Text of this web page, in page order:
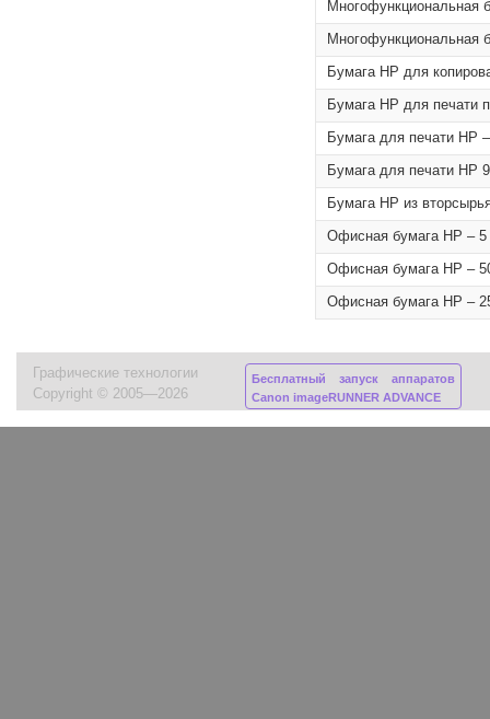
Многофункциональная
Многофункциональная
Бумага HP для
Бумага HP для печати
Бумага для печати HP
Бумага для печати HP
Бумага HP из
Офисная бумага HP – 5
Офисная бумага HP –
Офисная бумага HP –
Графические технологии
Copyright © 2005—2026
Бесплатный запуск аппаратов
Canon imageRUNNER ADVANCE